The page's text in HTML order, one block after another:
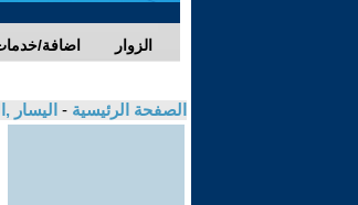
اضافة/ الزوار
الصفحة الرئيسية - اليسار